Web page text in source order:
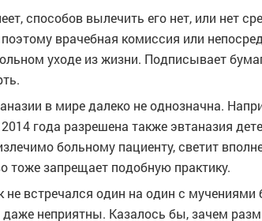
способов вылечить его нет, или нет
врачебная комиссия или
уходе из жизни. Подписывает
в мире далеко не однозначна.
года разрешена также эвтаназия
больному пациенту, светит
тоже запрещает подобную практику.
встречался один на один с мучениями
неприятны. Казалось бы, зачем